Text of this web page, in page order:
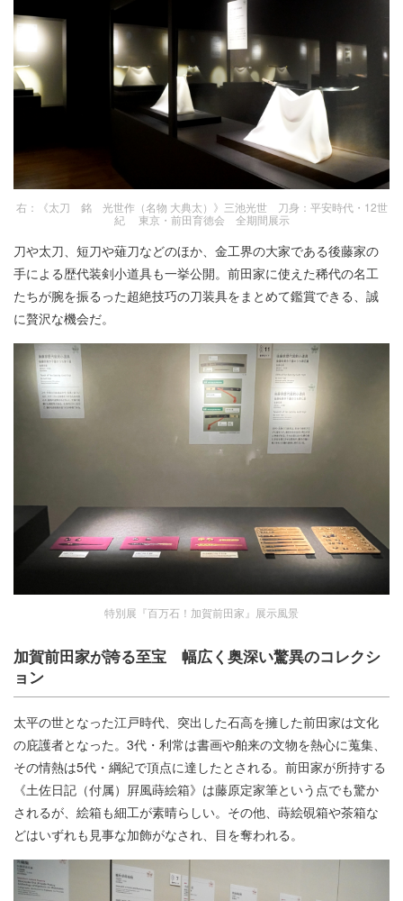
右：《太刀 銘 光世作（名物 大典太）》三池光世 刀身：平安時代・12世
紀 東京・前田育徳会 全期間展示
刀や太刀、短刀や薙刀などのほか、金工界の大家である後藤家の
手による歴代装剣小道具も一挙公開。前田家に使えた稀代の名工
たちが腕を振るった超絶技巧の刀装具をまとめて鑑賞できる、誠
に贅沢な機会だ。
特別展『百万石！加賀前田家』展示風景
加賀前田家が誇る至宝 幅広く奥深い驚異のコレクシ
ョン
太平の世となった江戸時代、突出した石高を擁した前田家は文化
の庇護者となった。3代・利常は書画や舶来の文物を熱心に蒐集、
その情熱は5代・綱紀で頂点に達したとされる。前田家が所持する
《土佐日記（付属）屛風蒔絵箱》は藤原定家筆という点でも驚か
されるが、絵箱も細工が素晴らしい。その他、蒔絵硯箱や茶箱な
どはいずれも見事な加飾がなされ、目を奪われる。